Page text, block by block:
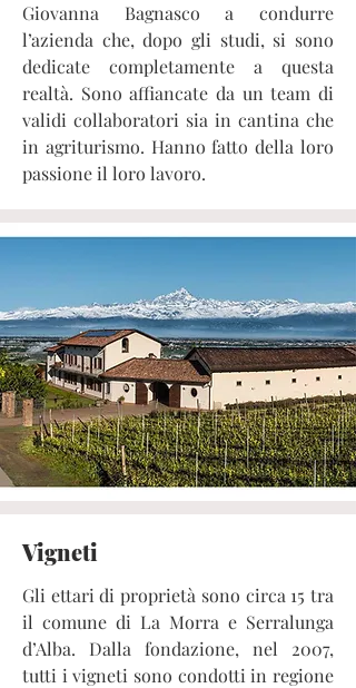
Giovanna Bagnasco a condurre
l’azienda che, dopo gli studi, si sono
dedicate completamente a questa
realtà. Sono affiancate da un team di
validi collaboratori sia in cantina che
in agriturismo. Hanno fatto della loro
passione il loro lavoro.
Vigneti
Gli ettari di proprietà sono circa 15 tra
il comune di La Morra e Serralunga
d’Alba. Dalla fondazione, nel 2007,
tutti i vigneti sono condotti in regione